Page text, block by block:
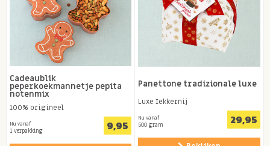
Cadeaublik
peperkoekmannetje pepita
notenmix
100% origineel
Nu vanaf
1 verpakking 9,95
Panettone tradizionale luxe
Luxe Iekkernij
Nu vanaf
500 gram 29,95